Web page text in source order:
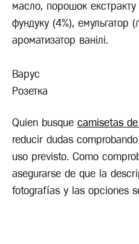
масло, порошок екстракту
фундуку (4%), емульгатор
ароматизатор ванілі.
Варус
Розетка
Quien busque camisetas
reducir dudas
uso previsto. Como
asegurarse de que la
fotografías y las opciones